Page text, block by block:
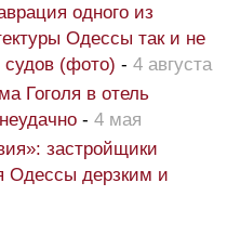
одного из
Одессы так и не
(фото) - 4 августа
Гоголя в отель
- 4 мая
застройщики
Одессы дерзким и